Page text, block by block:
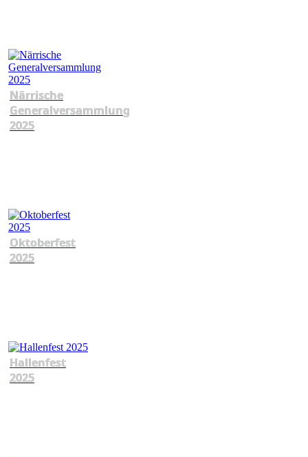
Närrische
Generalversammlung
2025
Oktoberfest
2025
Hallenfest
2025